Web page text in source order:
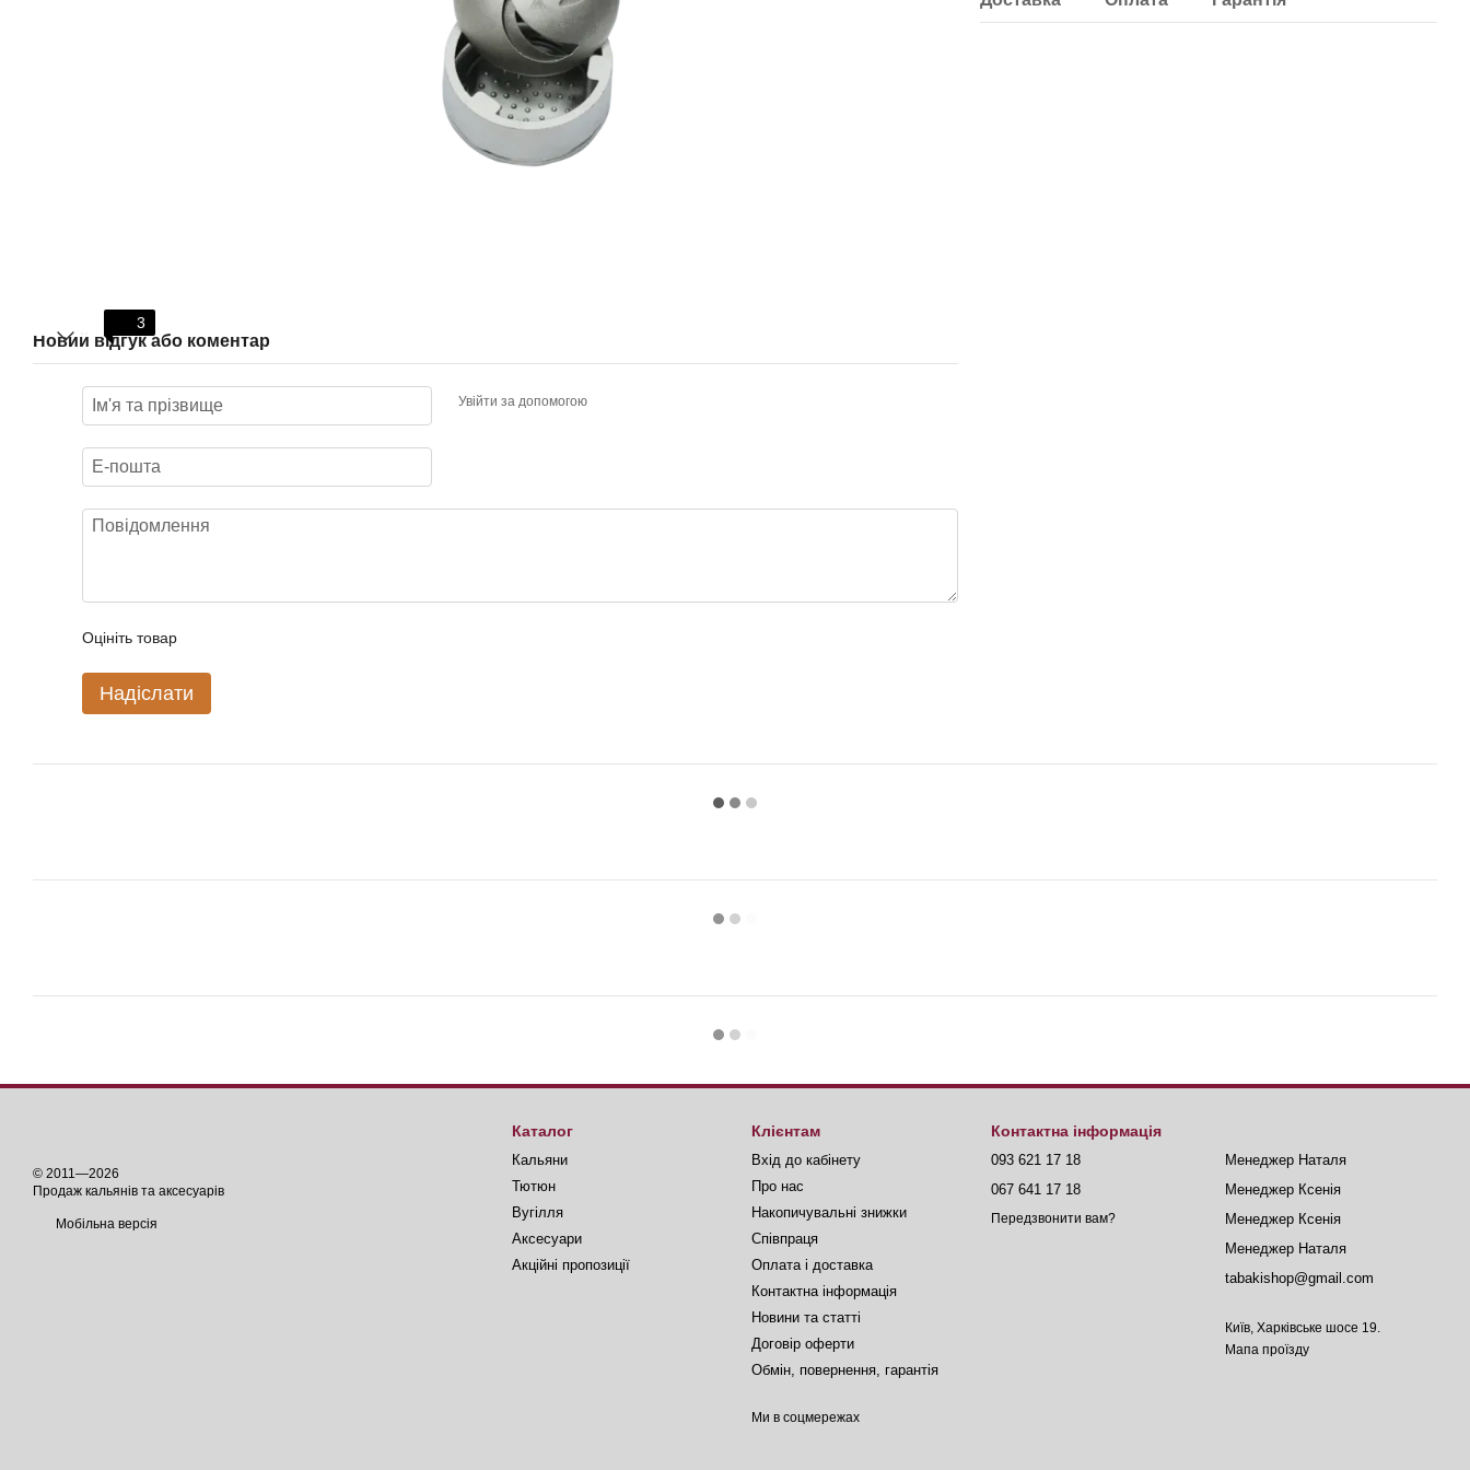
3
Новий відгук або коментар
Увійти за допомогою
Оцініть товар
Надіслати
© 2011—2026
Продаж кальянів та аксесуарів
Мобільна версія
Каталог
Кальяни
Тютюн
Вугілля
Аксесуари
Акційні пропозиції
Клієнтам
Вхід до кабінету
Про нас
Накопичувальні знижки
Співпраця
Оплата і доставка
Контактна інформація
Новини та статті
Договір оферти
Обмін, повернення, гарантія
Ми в соцмережах
Контактна інформація
093 621 17 18
067 641 17 18
Передзвонити вам?
Менеджер Наталя
Менеджер Ксенія
Менеджер Ксенія
Менеджер Наталя
tabakishop@gmail.com
Київ, Харківське шосе 19.
Мапа проїзду